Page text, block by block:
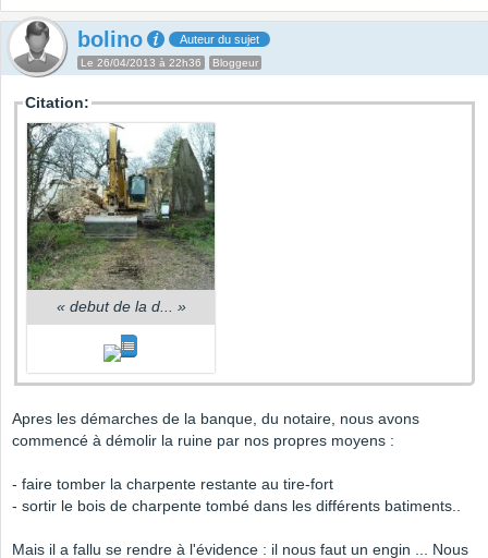
bolino Auteur du sujet
Le 26/04/2013 à 22h36 Bloggeur
Citation:
« debut de la d... »
Apres les démarches de la banque, du notaire, nous avons
commencé à démolir la ruine par nos propres moyens :
- faire tomber la charpente restante au tire-fort
- sortir le bois de charpente tombé dans les différents batiments..
Mais il a fallu se rendre à l'évidence : il nous faut un engin ... Nous